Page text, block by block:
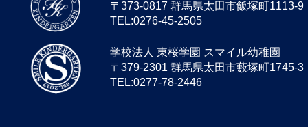
〒373-0817 群馬県太田市飯塚町1113-9
TEL:0276-45-2505
学校法人 東桜学園 スマイル幼稚園
〒379-2301 群馬県太田市藪塚町1745-3
TEL:0277-78-2446